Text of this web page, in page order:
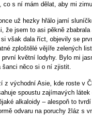
co s ní mám dělat, aby mi
už hezky hřálo jarní
že jsem to asi pěkně
však dala říct, objevily se
zploštělé vějíře zelených
květní lodyhy. Bylo mi
šanci něco si o ní zjistit.
z východní Asie, kde roste v
spoustu zajímavých látek
alkaloidy – alespoň to
odvaru na poruchy žláz s